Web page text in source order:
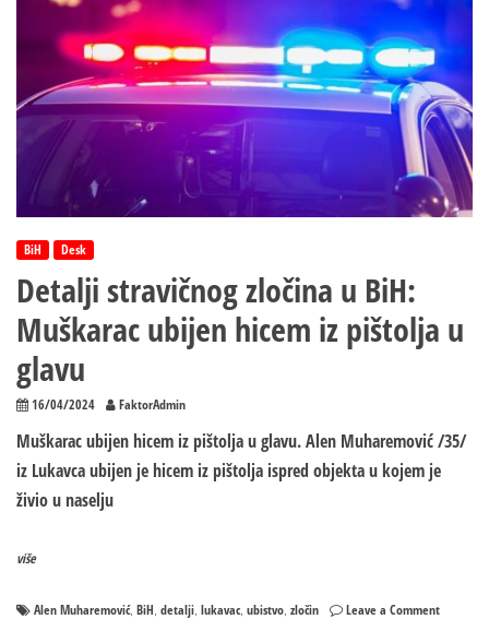
BiH Desk
Detalji stravičnog zločina u BiH:
Muškarac ubijen hicem iz pištolja u
glavu
16/04/2024 FaktorAdmin
Muškarac ubijen hicem iz pištolja u glavu. Alen Muharemović /35/
iz Lukavca ubijen je hicem iz pištolja ispred objekta u kojem je
živio u naselju
više
Alen Muharemović, BiH, detalji, lukavac, ubistvo, zločin Leave a Commenton